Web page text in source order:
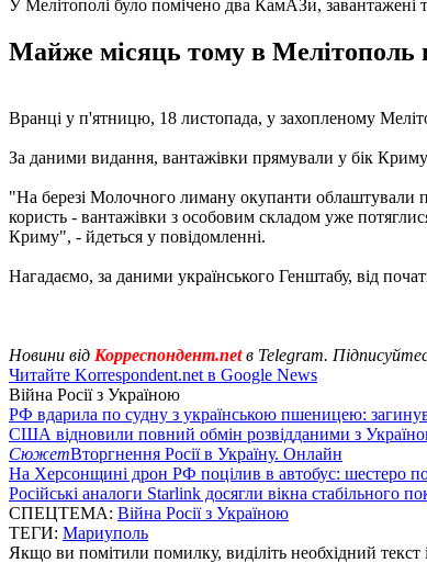
У Мелітополі було помічено два КамАЗи, завантажені
Майже місяць тому в Мелітополь
Вранці у п'ятницю, 18 листопада, у захопленому
За даними видання, вантажівки прямували у бік
"На березі Молочного лиману окупанти облаштували
користь - вантажівки з особовим складом уже
Криму", - йдеться у повідомленні.
Нагадаємо, за даними українського Генштабу, від
Новини від Корреспондент.netв Telegram.
Читайте Korrespondent.net в Google News
Війна Росії з Україною
РФ вдарила по судну з українською пшеницею:
США відновили повний обмін розвідданими з
СюжетВторгнення Росії в Україну. Онлайн
На Херсонщині дрон РФ поцілив в автобус: шестеро
Російські аналоги Starlink досягли вікна стабільного
СПЕЦТЕМА: Війна Росії з Україною
ТЕГИ: Мариуполь
Якщо ви помітили помилку, виділіть необхідний